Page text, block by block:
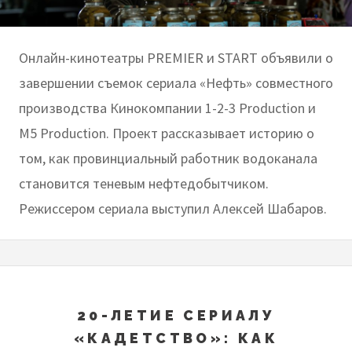
Онлайн-кинотеатры PREMIER и START объявили о
завершении съемок сериала «Нефть» совместного
производства Кинокомпании 1-2-3 Production и
M5 Production. Проект рассказывает историю о
том, как провинциальный работник водоканала
становится теневым нефтедобытчиком.
Режиссером сериала выступил Алексей Шабаров.
20-ЛЕТИЕ СЕРИАЛУ
«КАДЕТСТВО»: КАК